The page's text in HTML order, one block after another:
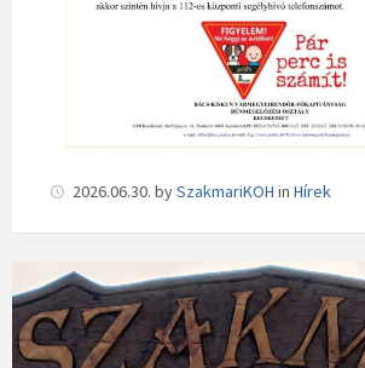
2026.06.30. bySzakmariKOH in Hírek